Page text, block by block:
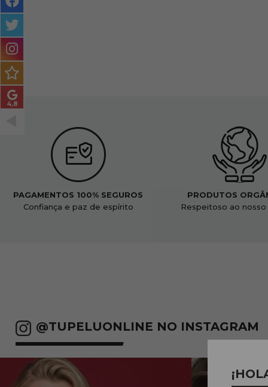
MASCULINO
MÉTODO
PAGAMENTOS 100% SEGUROS
Confiança e paz de espírito
PRODUTOS
Respeitoso ao
@TUPELUONLINE NO INSTAGRAM